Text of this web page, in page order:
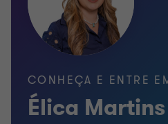
CONHEÇA E ENTRE
Élica Martins